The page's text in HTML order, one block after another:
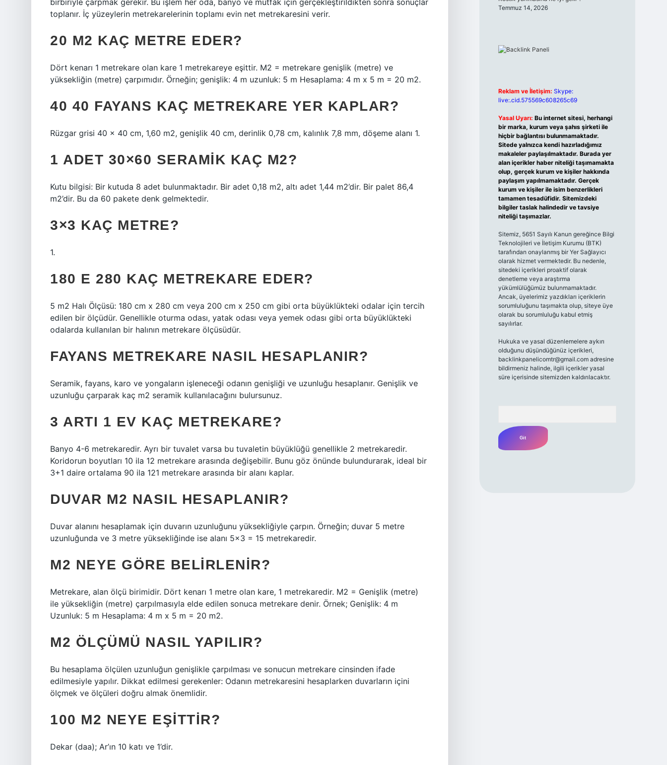
birbiriyle çarpmak gerekir. Bu işlem her oda, banyo ve mutfak için gerçekleştirildikten sonra sonuçlar
toplanır. İç yüzeylerin metrekarelerinin toplamı evin net metrekaresini verir.
20 M2 KAÇ METRE EDER?
Dört kenarı 1 metrekare olan kare 1 metrekareye eşittir. M2 = metrekare genişlik (metre) ve
yüksekliğin (metre) çarpımıdır. Örneğin; genişlik: 4 m uzunluk: 5 m Hesaplama: 4 m x 5 m = 20 m2.
40 40 FAYANS KAÇ METREKARE YER KAPLAR?
Rüzgar grisi 40 x 40 cm, 1,60 m2, genişlik 40 cm, derinlik 0,78 cm, kalınlık 7,8 mm, döşeme alanı 1.
1 ADET 30×60 SERAMIK KAÇ M2?
Kutu bilgisi: Bir kutuda 8 adet bulunmaktadır. Bir adet 0,18 m2, altı adet 1,44 m2’dir. Bir palet 86,4
m2’dir. Bu da 60 pakete denk gelmektedir.
3×3 KAÇ METRE?
1.
180 E 280 KAÇ METREKARE EDER?
5 m2 Halı Ölçüsü: 180 cm x 280 cm veya 200 cm x 250 cm gibi orta büyüklükteki odalar için tercih
edilen bir ölçüdür. Genellikle oturma odası, yatak odası veya yemek odası gibi orta büyüklükteki
odalarda kullanılan bir halının metrekare ölçüsüdür.
FAYANS METREKARE NASIL HESAPLANIR?
Seramik, fayans, karo ve yongaların işleneceği odanın genişliği ve uzunluğu hesaplanır. Genişlik ve
uzunluğu çarparak kaç m2 seramik kullanılacağını bulursunuz.
3 ARTI 1 EV KAÇ METREKARE?
Banyo 4-6 metrekaredir. Ayrı bir tuvalet varsa bu tuvaletin büyüklüğü genellikle 2 metrekaredir.
Koridorun boyutları 10 ila 12 metrekare arasında değişebilir. Bunu göz önünde bulundurarak, ideal bir
3+1 daire ortalama 90 ila 121 metrekare arasında bir alanı kaplar.
DUVAR M2 NASIL HESAPLANIR?
Duvar alanını hesaplamak için duvarın uzunluğunu yüksekliğiyle çarpın. Örneğin; duvar 5 metre
uzunluğunda ve 3 metre yüksekliğinde ise alanı 5×3 = 15 metrekaredir.
M2 NEYE GÖRE BELIRLENIR?
Metrekare, alan ölçü birimidir. Dört kenarı 1 metre olan kare, 1 metrekaredir. M2 = Genişlik (metre)
ile yüksekliğin (metre) çarpılmasıyla elde edilen sonuca metrekare denir. Örnek; Genişlik: 4 m
Uzunluk: 5 m Hesaplama: 4 m x 5 m = 20 m2.
M2 ÖLÇÜMÜ NASIL YAPILIR?
Bu hesaplama ölçülen uzunluğun genişlikle çarpılması ve sonucun metrekare cinsinden ifade
edilmesiyle yapılır. Dikkat edilmesi gerekenler: Odanın metrekaresini hesaplarken duvarların içini
ölçmek ve ölçüleri doğru almak önemlidir.
100 M2 NEYE EŞITTIR?
Dekar (daa); Ar’ın 10 katı ve 1’dir.
Temmuz 14, 2026
Reklam ve İletişim: Skype:
live:.cid.575569c608265c69
Yasal Uyarı: Bu internet sitesi, herhangi
bir marka, kurum veya şahıs şirketi ile
hiçbir bağlantısı bulunmamaktadır.
Sitede yalnızca kendi hazırladığımız
makaleler paylaşılmaktadır. Burada yer
alan içerikler haber niteliği taşımamakta
olup, gerçek kurum ve kişiler hakkında
paylaşım yapılmamaktadır. Gerçek
kurum ve kişiler ile isim benzerlikleri
tamamen tesadüfidir. Sitemizdeki
bilgiler taslak halindedir ve tavsiye
niteliği taşımazlar.
Sitemiz, 5651 Sayılı Kanun gereğince Bilgi
Teknolojileri ve İletişim Kurumu (BTK)
tarafından onaylanmış bir Yer Sağlayıcı
olarak hizmet vermektedir. Bu nedenle,
sitedeki içerikleri proaktif olarak
denetleme veya araştırma
yükümlülüğümüz bulunmamaktadır.
Ancak, üyelerimiz yazdıkları içeriklerin
sorumluluğunu taşımakta olup, siteye üye
olarak bu sorumluluğu kabul etmiş
sayılırlar.
Hukuka ve yasal düzenlemelere aykırı
olduğunu düşündüğünüz içerikleri,
backlinkpanelicomtr@gmail.comadresine
bildirmeniz halinde, ilgili içerikler yasal
süre içerisinde sitemizden kaldırılacaktır.